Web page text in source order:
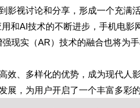
影视讨论和分享，形成一个充满
和AI技术的不断进步，手机电
现实（AR）技术的融合也将为
效、多样化的优势，成为现代
展，为用户开启了一个丰富多彩